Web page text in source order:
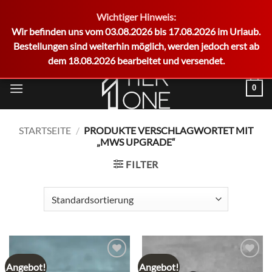
Wichtiger Hinweis:
Wir befinden uns vom 03.08.2026 bis 17.08.2026 im Urlaub.
Bestellungen sind weiterhin möglich, werden jedoch erst ab
dem 18.08.2026 bearbeitet und versendet.
Inhalt
0
STARTSEITE / PRODUKTE VERSCHLAGWORTET MIT
„MWS UPGRADE“
FILTER
Angebot! Angebot!